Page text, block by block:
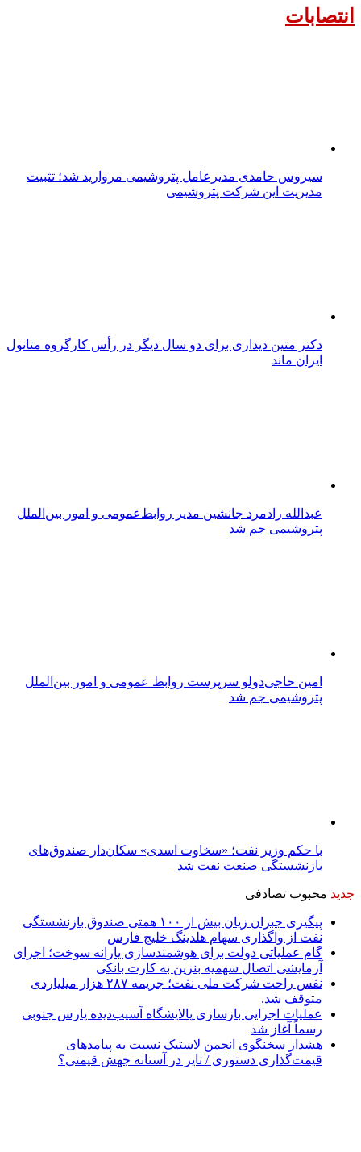
انتصابات
سیروس حامدی مدیرعامل پتروشیمی مروارید شد؛ تثبیت
مدیریت این شرکت پتروشیمی
دکتر متین دیداری برای دو سال دیگر در رأس کارگروه متانول
ایران ماند
عبدالله رادمرد جانشین مدیر روابط‌عمومی و امور بین‌الملل
پتروشیمی جم شد
امین حاجی‌دولو سرپرست روابط عمومی و امور بین‌الملل
پتروشیمی جم شد
با حکم وزیر نفت؛ «سخاوت اسدی» سکان‌دار صندوق‌های
بازنشستگی صنعت نفت شد
جدید محبوب تصادفی
پیگیری جبران زیان بیش از ۱۰۰ همتی صندوق بازنشستگی
نفت از واگذاری سهام هلدینگ خلیج فارس
گام عملیاتی دولت برای هوشمندسازی یارانه سوخت؛ اجرای
آزمایشی اتصال سهمیه بنزین به کارت بانکی
نفس راحت شرکت ملی نفت؛ جریمه ۲۸۷ هزار میلیاردی
متوقف شد.
عملیات اجرایی بازسازی پالایشگاه آسیب‌دیده پارس جنوبی
رسماً آغاز شد
هشدار سخنگوی انجمن لاستیک نسبت به پیامدهای
قیمت‌گذاری دستوری / تایر در آستانه جهش قیمتی؟